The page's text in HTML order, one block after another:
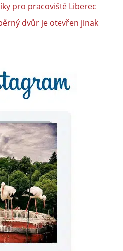
pro pracoviště Liberec
dvůr je otevřen jinak